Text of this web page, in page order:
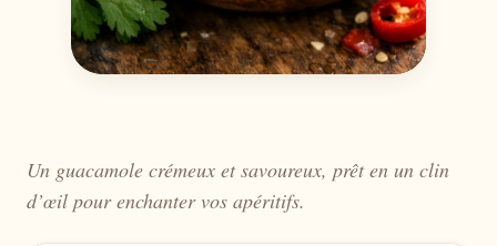
Un guacamole crémeux et savoureux, prêt en un clin
d’œil pour enchanter vos apéritifs.